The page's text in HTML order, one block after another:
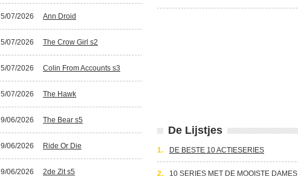
5/07/2026 Ann Droid
5/07/2026 The Crow Girl s2
5/07/2026 Colin From Accounts s3
5/07/2026 The Hawk
9/06/2026 The Bear s5
9/06/2026 Ride Or Die
9/06/2026 2de Zit s5
De Lijstjes
1. DE BESTE 10 ACTIESERIES
2. 10 SERIES MET DE MOOISTE DAMES